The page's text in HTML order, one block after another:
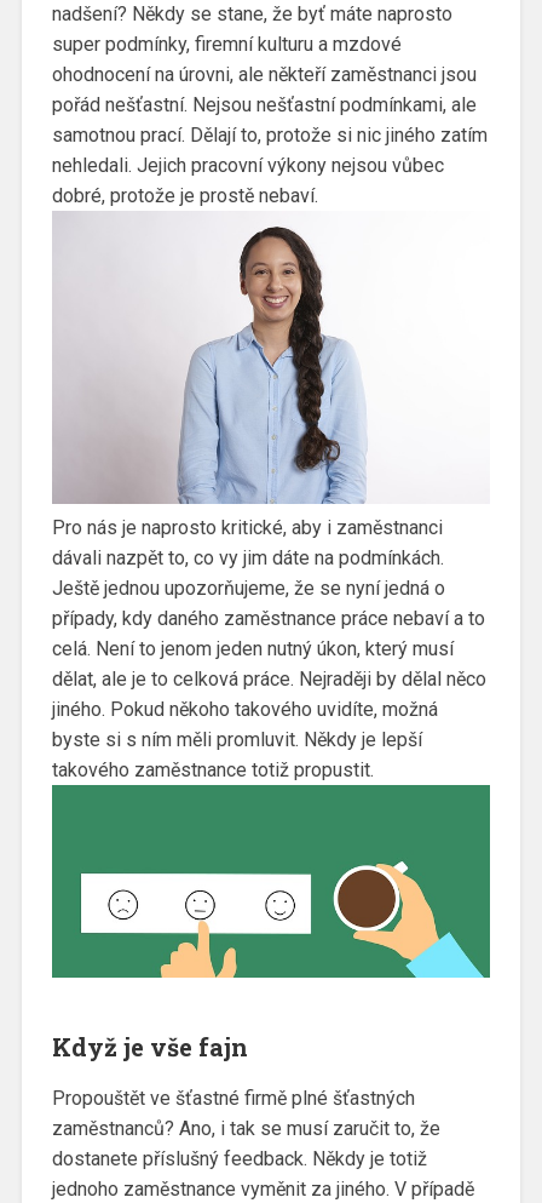
nadšení? Někdy se stane, že byť máte naprosto
super podmínky, firemní kulturu a mzdové
ohodnocení na úrovni, ale někteří zaměstnanci jsou
pořád nešťastní. Nejsou nešťastní podmínkami, ale
samotnou prací. Dělají to, protože si nic jiného zatím
nehledali. Jejich pracovní výkony nejsou vůbec
dobré, protože je prostě nebaví.
Pro nás je naprosto kritické, aby i zaměstnanci
dávali nazpět to, co vy jim dáte na podmínkách.
Ještě jednou upozorňujeme, že se nyní jedná o
případy, kdy daného zaměstnance práce nebaví a to
celá. Není to jenom jeden nutný úkon, který musí
dělat, ale je to celková práce. Nejraději by dělal něco
jiného. Pokud někoho takového uvidíte, možná
byste si s ním měli promluvit. Někdy je lepší
takového zaměstnance totiž propustit.
Když je vše fajn
Propouštět ve šťastné firmě plné šťastných
zaměstnanců? Ano, i tak se musí zaručit to, že
dostanete příslušný feedback. Někdy je totiž
jednoho zaměstnance vyměnit za jiného. V případě